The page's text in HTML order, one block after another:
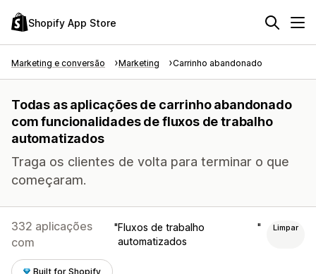
Shopify App Store
Marketing e conversão Marketing Carrinho abandonado
Todas as aplicações de carrinho abandonado
com funcionalidades de fluxos de trabalho
automatizados
Traga os clientes de volta para terminar o que
começaram.
332 aplicações
com
Fluxos de trabalho
automatizados
Limpar
Built for Shopify